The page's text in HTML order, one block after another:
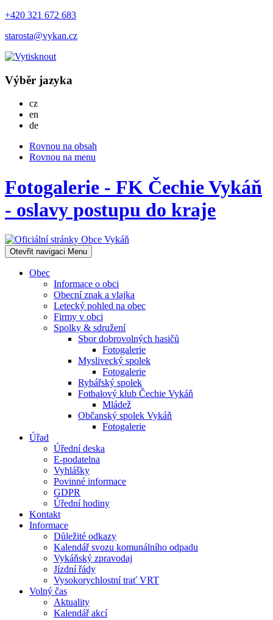
+420 321 672 683
starosta@vykan.cz
Výběr jazyka
czČesky
en
deDeutsch
Rovnou na obsah
Rovnou na menu
Fotogalerie - FK Čechie Vykáň
- oslavy postupu do kraje
Otevřit navigaci Menu
Obec
Informace o obci
Obecní znak a vlajka
Letecký pohled na obec
Firmy v obci
Spolky & sdružení
Sbor dobrovolných hasičů
Fotogalerie
Myslivecký spolek
Fotogalerie
Rybářský spolek
Fotbalový klub Čechie Vykáň
Mládež
Občanský spolek Vykáň
Fotogalerie
Úřad
Úřední deska
E-podatelna
Vyhlášky
Povinné informace
GDPR
Úřední hodiny
Kontakt
Informace
Důležité odkazy
Kalendář svozu komunálního odpadu
Vykáňský zpravodaj
Jízdní řády
Vysokorychlostní trať VRT
Volný čas
Aktuality
Kalendář akcí